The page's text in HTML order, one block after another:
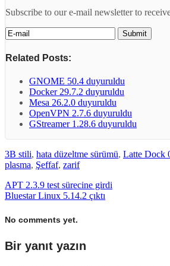
Subscribe to our e-mail newsletter to
Related Posts:
GNOME 50.4 duyuruldu
Docker 29.7.2 duyuruldu
Mesa 26.2.0 duyuruldu
OpenVPN 2.7.6 duyuruldu
GStreamer 1.28.6 duyuruldu
3B stili, hata düzeltme sürümü, Latte Dock
plasma, Şeffaf, zarif
APT 2.3.9 test sürecine girdi
Bluestar Linux 5.14.2 çıktı
No comments yet.
Bir yanıt yazın